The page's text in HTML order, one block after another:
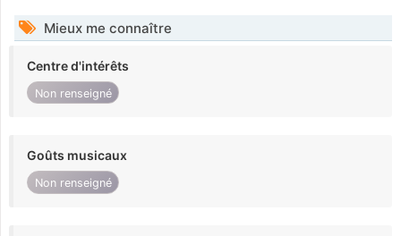
Mieux me connaître
Centre d'intérêts
Non renseigné
Goûts musicaux
Non renseigné